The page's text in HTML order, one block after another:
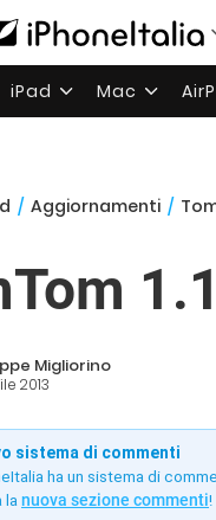
iPad Mac
/ Aggiornamenti /
Migliorino
2013
sistema di commenti
ha un sistema di
la nuova sezione commenti!